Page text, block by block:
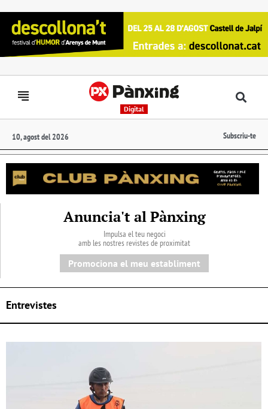
Digital
10, agost del 2026 Subscriu-te
Anuncia't al Pànxing
Impulsa el teu negoci
amb les nostres revistes de proximitat
Promociona el meu establiment
Entrevistes